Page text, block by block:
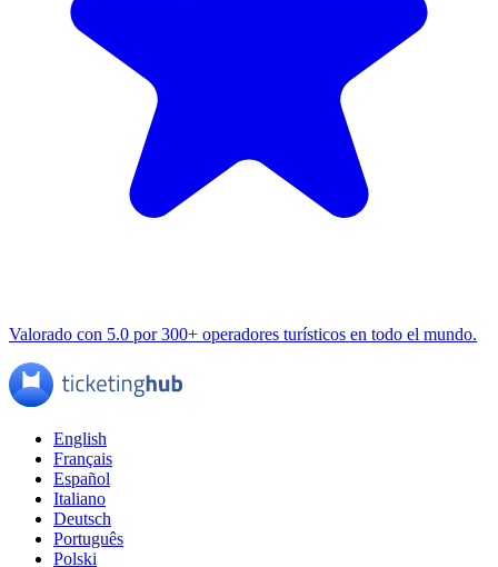
Valorado con 5.0 por 300+ operadores turísticos en todo el mundo.
English
Français
Español
Italiano
Deutsch
Português
Polski